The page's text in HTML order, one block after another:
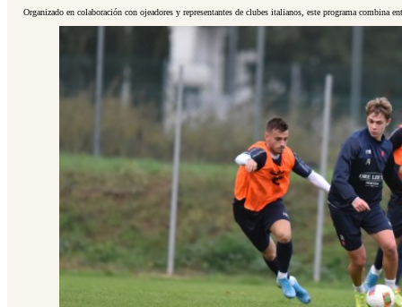
Organizado en colaboración con ojeadores y representantes de clubes italianos, este programa combina